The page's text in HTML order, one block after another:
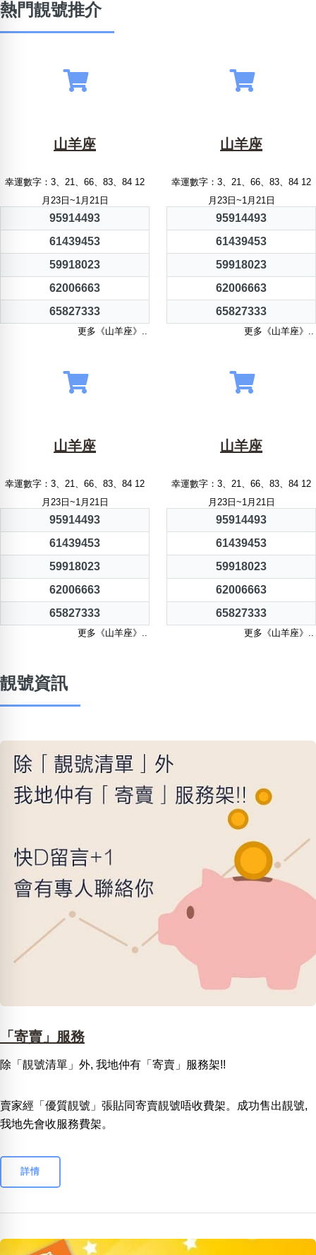
熱門靚號推介
山羊座
幸運數字：3、21、66、83、84 12
月23日~1月21日
95914493
61439453
59918023
62006663
65827333
更多《山羊座》..
山羊座
幸運數字：3、21、66、83、84 12
月23日~1月21日
95914493
61439453
59918023
62006663
65827333
更多《山羊座》..
山羊座
幸運數字：3、21、66、83、84 12
月23日~1月21日
95914493
61439453
59918023
62006663
65827333
更多《山羊座》..
山羊座
幸運數字：3、21、66、83、84 12
月23日~1月21日
95914493
61439453
59918023
62006663
65827333
更多《山羊座》..
靚號資訊
「寄賣」服務
除「靚號清單」外, 我地仲有「寄賣」服務架!!
賣家經「優質靚號」張貼同寄賣靚號唔收費架。成功售出靚號,
我地先會收服務費架。
詳情